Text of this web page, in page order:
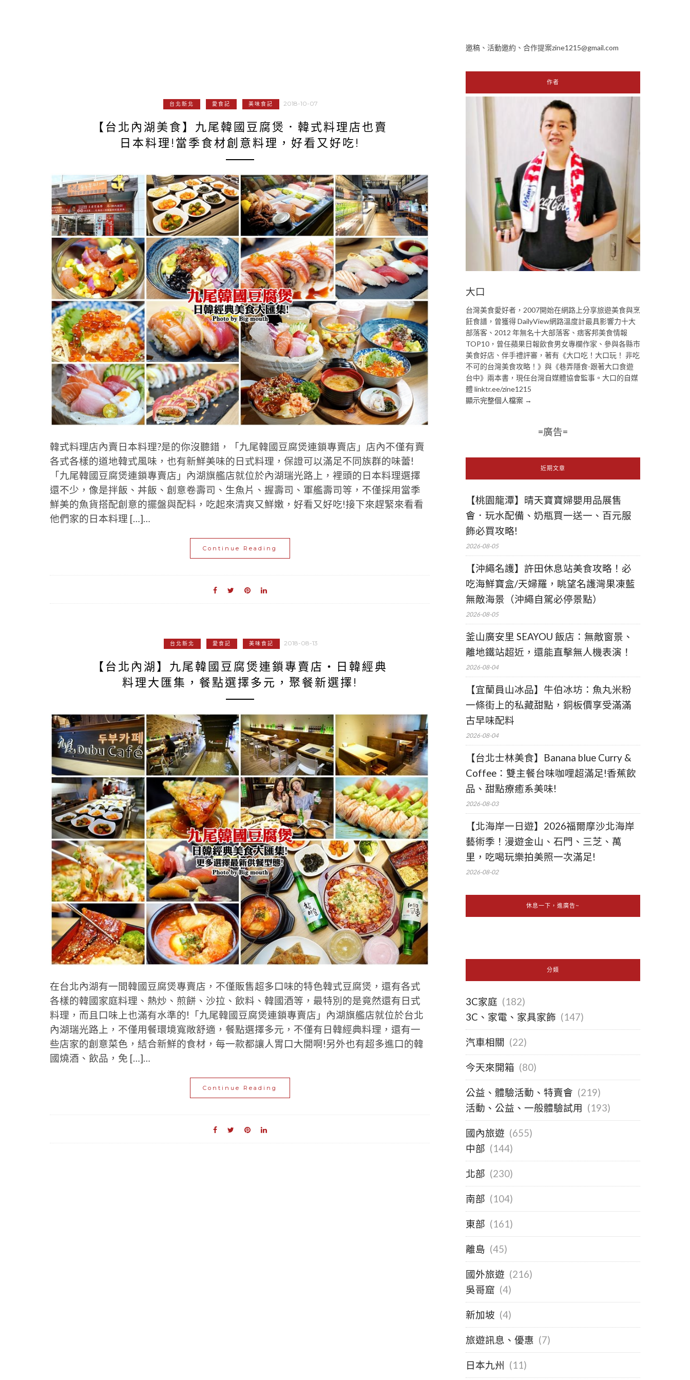
台北新北 愛食記 美味食記 2018-10-07
【台北內湖美食】九尾韓國豆腐煲．韓式料理店也賣
日本料理!當季食材創意料理，好看又好吃!
韓式料理店內賣日本料理?是的你沒聽錯，「九尾韓國豆腐煲連鎖專賣店」店內不僅有賣
各式各樣的道地韓式風味，也有新鮮美味的日式料理，保證可以滿足不同族群的味蕾!
「九尾韓國豆腐煲連鎖專賣店」內湖旗艦店就位於內湖瑞光路上，裡頭的日本料理選擇
還不少，像是拌飯、丼飯、創意卷壽司、生魚片、握壽司、軍艦壽司等，不僅採用當季
鮮美的魚貨搭配創意的擺盤與配料，吃起來清爽又鮮嫩，好看又好吃!接下來趕緊來看看
他們家的日本料理 […]…
Continue Reading
台北新北 愛食記 美味食記 2018-08-13
【台北內湖】九尾韓國豆腐煲連鎖專賣店‧日韓經典
料理大匯集，餐點選擇多元，聚餐新選擇!
在台北內湖有一間韓國豆腐煲專賣店，不僅販售超多口味的特色韓式豆腐煲，還有各式
各樣的韓國家庭料理、熱炒、煎餅、沙拉、飲料、韓國酒等，最特別的是竟然還有日式
料理，而且口味上也滿有水準的!「九尾韓國豆腐煲連鎖專賣店」內湖旗艦店就位於台北
內湖瑞光路上，不僅用餐環境寬敞舒適，餐點選擇多元，不僅有日韓經典料理，還有一
些店家的創意菜色，結合新鮮的食材，每一款都讓人胃口大開啊!另外也有超多進口的韓
國燒酒、飲品，免 […]…
Continue Reading
邀稿、活動邀約、合作提案zine1215@gmail.com
作者
大口
台灣美食愛好者，2007開始在網路上分享旅遊美食與烹
飪食譜，曾獲得 DailyView網路溫度計最具影響力十大
部落客、2012 年無名十大部落客、痞客邦美食情報
TOP10，曾任蘋果日報飲食男女專欄作家、參與各縣市
美食好店、伴手禮評審，著有《大口吃！大口玩！ 非吃
不可的台灣美食攻略！》與《巷弄隱食-跟著大口食遊
台中》兩本書，現任台灣自媒體協會監事。大口的自媒
體 linktr.ee/zine1215
顯示完整個人檔案 →
=廣告=
近期文章
【桃園龍潭】晴天寶寶婦嬰用品展售
會．玩水配備、奶瓶買一送一、百元服
飾必買攻略!
2026-08-05
【沖繩名護】許田休息站美食攻略！必
吃海鮮寶盒/天婦羅，眺望名護灣果凍藍
無敵海景（沖繩自駕必停景點）
2026-08-05
釜山廣安里 SEAYOU 飯店：無敵窗景、
離地鐵站超近，還能直擊無人機表演！
2026-08-04
【宜蘭員山冰品】牛伯冰坊：魚丸米粉
一條街上的私藏甜點，銅板價享受滿滿
古早味配料
2026-08-04
【台北士林美食】Banana blue Curry &
Coffee：雙主餐台味咖哩超滿足!香蕉飲
品、甜點療癒系美味!
2026-08-03
【北海岸一日遊】2026福爾摩沙北海岸
藝術季！漫遊金山、石門、三芝、萬
里，吃喝玩樂拍美照一次滿足!
2026-08-02
休息一下，進廣告~
分類
3C家庭 (182)
3C、家電、家具家飾 (147)
汽車相關 (22)
今天來開箱 (80)
公益、體驗活動、特賣會 (219)
活動、公益、一般體驗試用 (193)
國內旅遊 (655)
中部 (144)
北部 (230)
南部 (104)
東部 (161)
離島 (45)
國外旅遊 (216)
吳哥窟 (4)
新加坡 (4)
旅遊訊息、優惠 (7)
日本九州 (11)